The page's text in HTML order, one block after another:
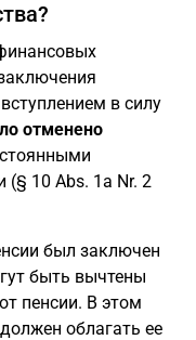
в силу
отменено
10 Abs. 1a Nr. 2
был заключен
быть вычтены
пенсии. В этом
облагать ее